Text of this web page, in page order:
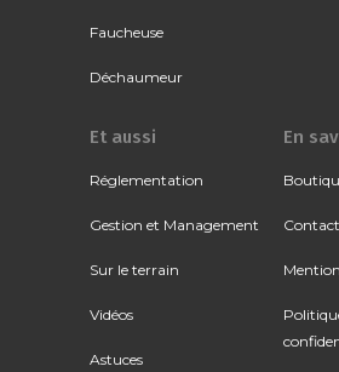
Faucheuse
Déchaumeur
Et aussi
Réglementation
Gestion et Management
Sur le terrain
Vidéos
Astuces
En